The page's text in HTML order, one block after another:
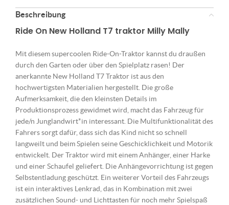
Beschreibung
Ride On New Holland T7 traktor Milly Mally
Mit diesem supercoolen Ride-On-Traktor kannst du draußen
durch den Garten oder über den Spielplatz rasen! Der
anerkannte New Holland T7 Traktor ist aus den
hochwertigsten Materialien hergestellt. Die große
Aufmerksamkeit, die den kleinsten Details im
Produktionsprozess gewidmet wird, macht das Fahrzeug für
jede/n Junglandwirt*in interessant. Die Multifunktionalität des
Fahrers sorgt dafür, dass sich das Kind nicht so schnell
langweilt und beim Spielen seine Geschicklichkeit und Motorik
entwickelt. Der Traktor wird mit einem Anhänger, einer Harke
und einer Schaufel geliefert. Die Anhängevorrichtung ist gegen
Selbstentladung geschützt. Ein weiterer Vorteil des Fahrzeugs
ist ein interaktives Lenkrad, das in Kombination mit zwei
zusätzlichen Sound- und Lichttasten für noch mehr Spielspaß